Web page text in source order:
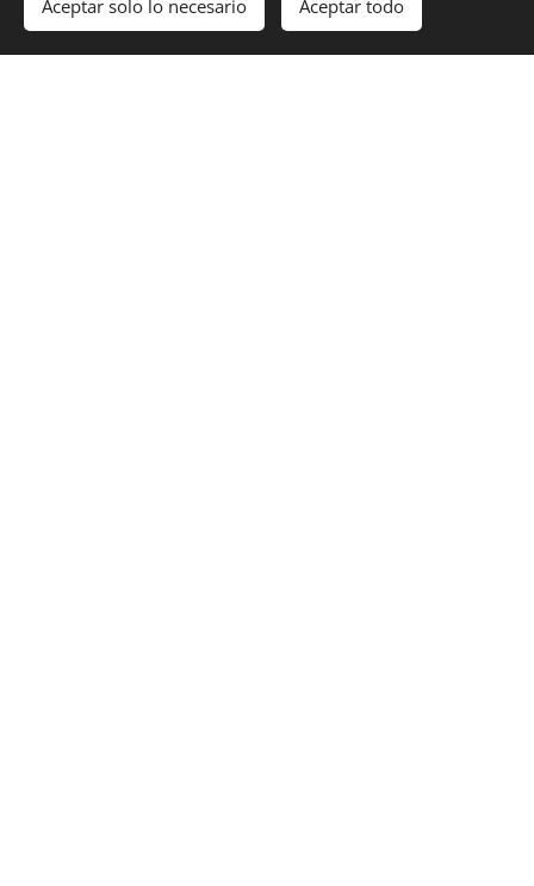
Aceptar solo lo necesario Aceptar todo